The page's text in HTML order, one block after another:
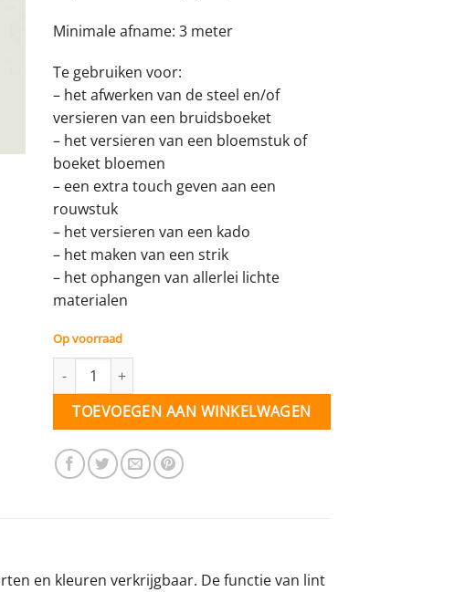
Minimale afname: 3 meter
Te gebruiken voor:
– het afwerken van de steel en/of
versieren van een bruidsboeket
– het versieren van een bloemstuk of
boeket bloemen
– een extra touch geven aan een
rouwstuk
– het versieren van een kado
– het maken van een strik
– het ophangen van allerlei lichte
materialen
Op voorraad
Lint blauw - 40 mm - per meter aantal
TOEVOEGEN AAN WINKELWAGEN
en kleuren verkrijgbaar. De functie van lint